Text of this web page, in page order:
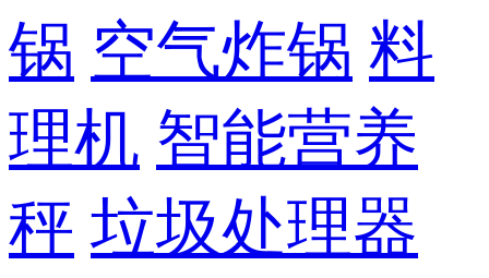
锅 空气炸锅 料
理机 智能营养
秤 垃圾处理器